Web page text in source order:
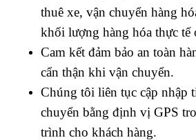
thuê xe, vận chuyển hàng
khối lượng hàng hóa thực tế
Cam kết đảm bảo an toàn
cẩn thận khi vận chuyển.
Chúng tôi liên tục cập nhập
chuyển bằng định vị GPS
trình cho khách hàng.